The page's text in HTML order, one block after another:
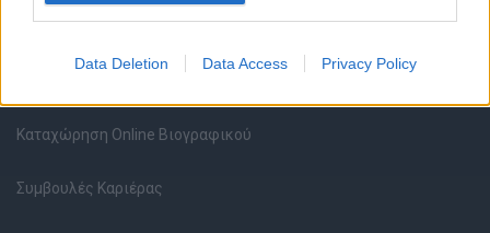
Data Deletion Data Access Privacy Policy
Κέντρο Βοήθειας
Υπηρεσίες υποψηφίων
Καταχώρηση Online Βιογραφικού
Συμβουλές Καριέρας